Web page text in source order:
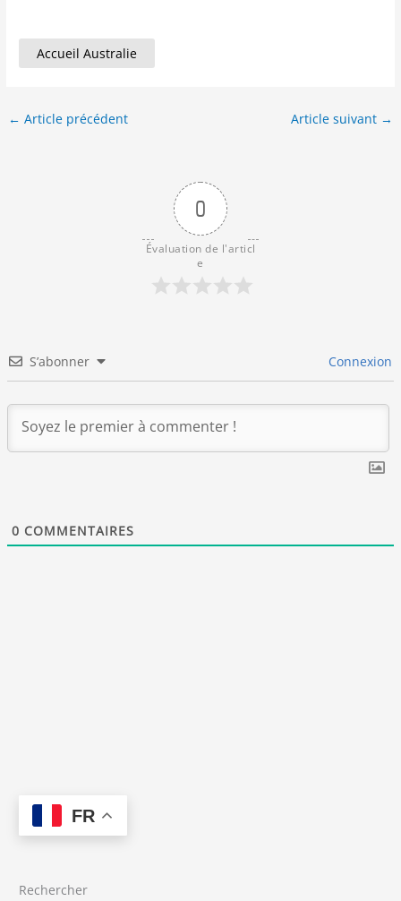
Accueil Australie
← Article précédent Article suivant →
0
Évaluation de l'articl
e
S’abonner Connexion
0 COMMENTAIRES
FR
Rechercher